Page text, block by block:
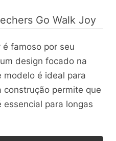
Go Walk Joy
é famoso por seu
design focado na
modelo é ideal para
construção permite que
essencial para longas